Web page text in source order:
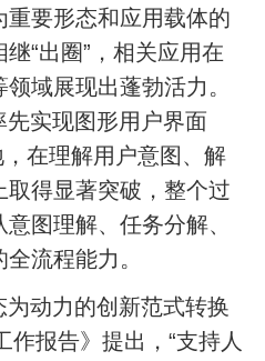
要形态和应用载体的
“出圈”，相关应用在
域展现出蓬勃活力。
实现图形用户界面
，在理解用户意图、解
得显著突破，整个过
图理解、任务分解、
流程能力。
动力的创新范式转换
报告》提出，“支持人